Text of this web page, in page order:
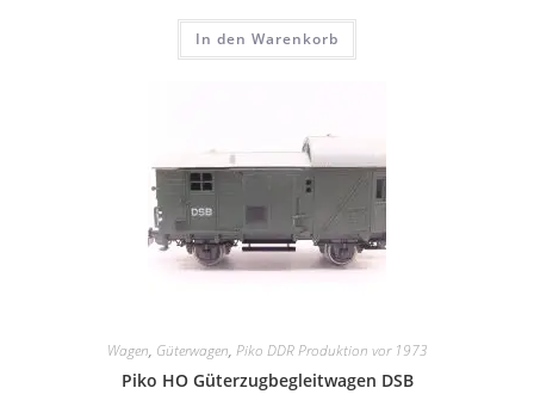
In den Warenkorb
Wagen, Güterwagen, Piko DDR Produktion vor 1973
Piko HO Güterzugbegleitwagen DSB